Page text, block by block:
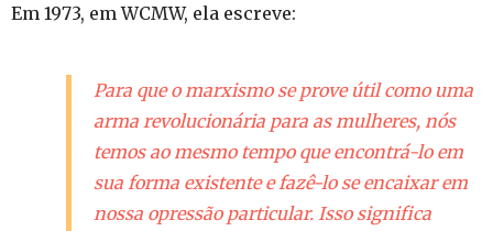
Em 1973, em WCMW, ela escreve:
Para que o marxismo se prove útil como uma
arma revolucionária para as mulheres, nós
temos ao mesmo tempo que encontrá-lo em
sua forma existente e fazê-lo se encaixar em
nossa opressão particular. Isso significa